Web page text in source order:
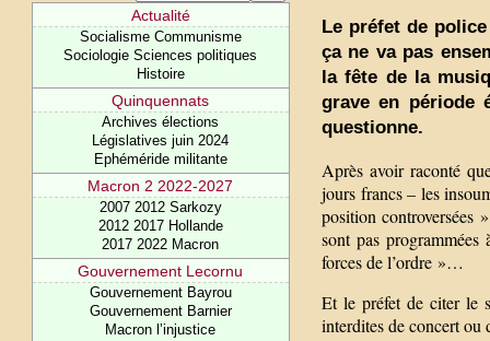
Actualité
Socialisme Communisme
Sociologie Sciences politiques
Histoire
Quinquennats
Archives élections
Législatives juin 2024
Ephéméride militante
Macron 2 2022-2027
2007 2012 Sarkozy
2012 2017 Hollande
2017 2022 Macron
Gouvernement Lecornu
Gouvernement Bayrou
Gouvernement Barnier
Macron l’injustice
Le préfet de
ça ne va pas
la fête de la
grave en période
questionne.
Après avoir raconté
jours francs – les
position controversées
sont pas
forces de l’ordre »…
Et le préfet de citer le
interdites de concert ou